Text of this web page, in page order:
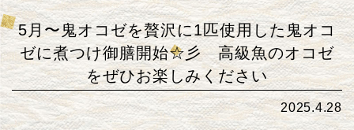
5月〜鬼オコゼを贅沢に1匹使用した鬼オコ
ゼに煮つけ御膳開始☆彡 高級魚のオコゼ
をぜひお楽しみください
2025.4.28